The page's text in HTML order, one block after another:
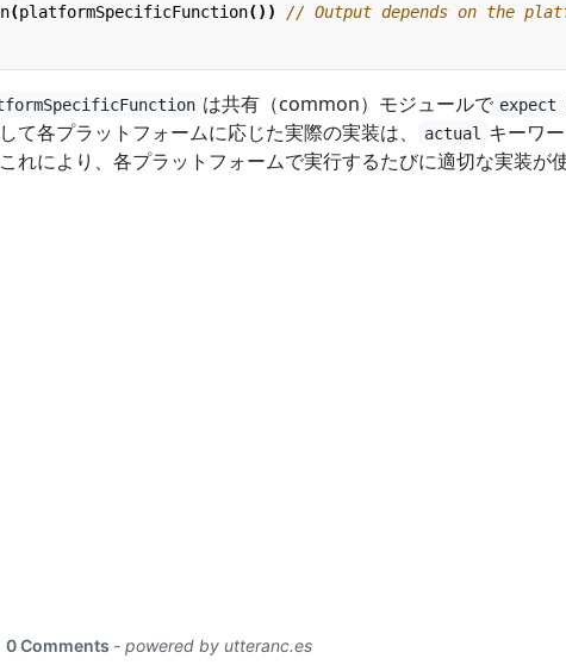
(platformSpecificFunction())
は共有（common）モジュールで expect
て各プラットフォームに応じた実際の実装は、
actual
キーワ
れにより、各プラットフォームで実行するたびに適切な実装が使